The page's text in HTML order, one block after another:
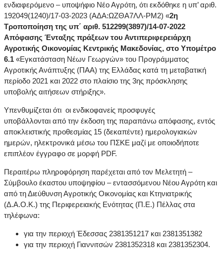
ενδιαφερόμενο – υποψήφιο Νέο Αγρότη, ότι εκδόθηκε η υπ’ αριθ.
192049(1240)/17-03-2023 (ΑΔΑ:ΩΖΘΑ7ΛΛ-ΡΜ2) «2η
Τροποποίηση της υπ΄ αριθ. 512299(3897)/14-07-2022
Απόφασης Ένταξης πράξεων του Αντιπεριφερειάρχη
Αγροτικής Οικονομίας Κεντρικής Μακεδονίας, στο Υπομέτρο
6.1 «Εγκατάσταση Νέων Γεωργών» του Προγράμματος
Αγροτικής Ανάπτυξης (ΠΑΑ) της Ελλάδας κατά τη μεταβατική
περίοδο 2021 και 2022 στο πλαίσιο της 3ης πρόσκλησης
υποβολής αιτήσεων στήριξης».
Υπενθυμίζεται ότι οι ενδικοφανείς προσφυγές
υποβάλλονται από την έκδοση της παραπάνω απόφασης, εντός
αποκλειστικής προθεσμίας 15 (δεκαπέντε) ημερολογιακών
ημερών, ηλεκτρονικά μέσω του ΠΣΚΕ μαζί με οποιοδήποτε
επιπλέον έγγραφο σε μορφή PDF.
Περαιτέρω πληροφόρηση παρέχεται από τον Μελετητή –
Σύμβουλο έκαστου υποψηφίου – εντασσόμενου Νέου Αγρότη και
από τη Διεύθυνση Αγροτικής Οικονομίας και Κτηνιατρικής
(Δ.Α.Ο.Κ.) της Περιφερειακής Ενότητας (Π.Ε.) Πέλλας στα
τηλέφωνα:
για την περιοχή Έδεσσας 2381351217 και 2381351382
για την περιοχή Γιαννιτσών 2381352318 και 2381352304.